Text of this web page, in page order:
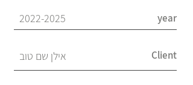
2022-2025 year
אילן שם טוב Client